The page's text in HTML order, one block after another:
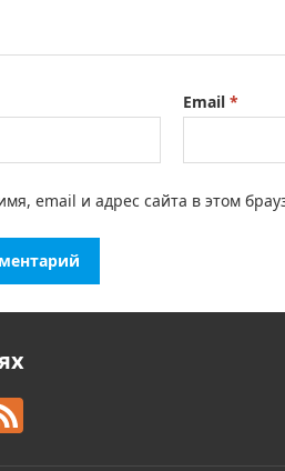
Email *
email и адрес сайта в этом